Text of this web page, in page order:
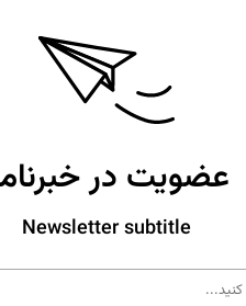
عضویت در
Newsletter subtitle